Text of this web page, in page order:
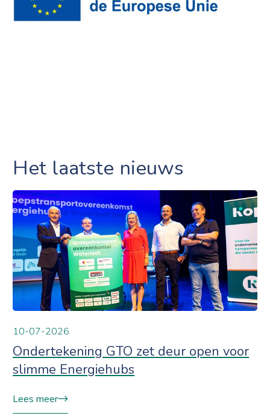
Het laatste nieuws
10-07-2026
Ondertekening GTO zet deur open voor
slimme Energiehubs
Lees meer